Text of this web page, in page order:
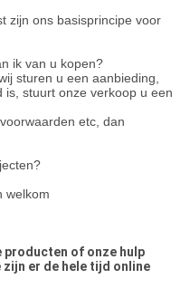
zijn ons basisprincipe voor
ik van u kopen?
sturen u een aanbieding,
stuurt onze verkoop u een
etc, dan
welkom
producten of onze hulp
er de hele tijd online